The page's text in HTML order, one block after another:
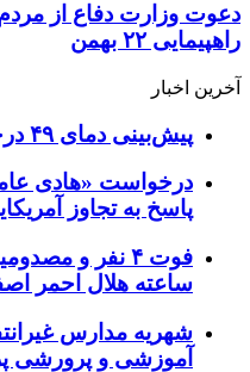
دعوت وزارت دفاع از
راهپیمایی ۲۲ بهمن
آخرین اخبار
پیش‌بینی دمای ۴۹ درجه و شرجی در خوزستان
درخواست «هادی
پاسخ به تجاوز
ساعته هلال احمر
شهریه مدارس
آموزشی و پرورشی